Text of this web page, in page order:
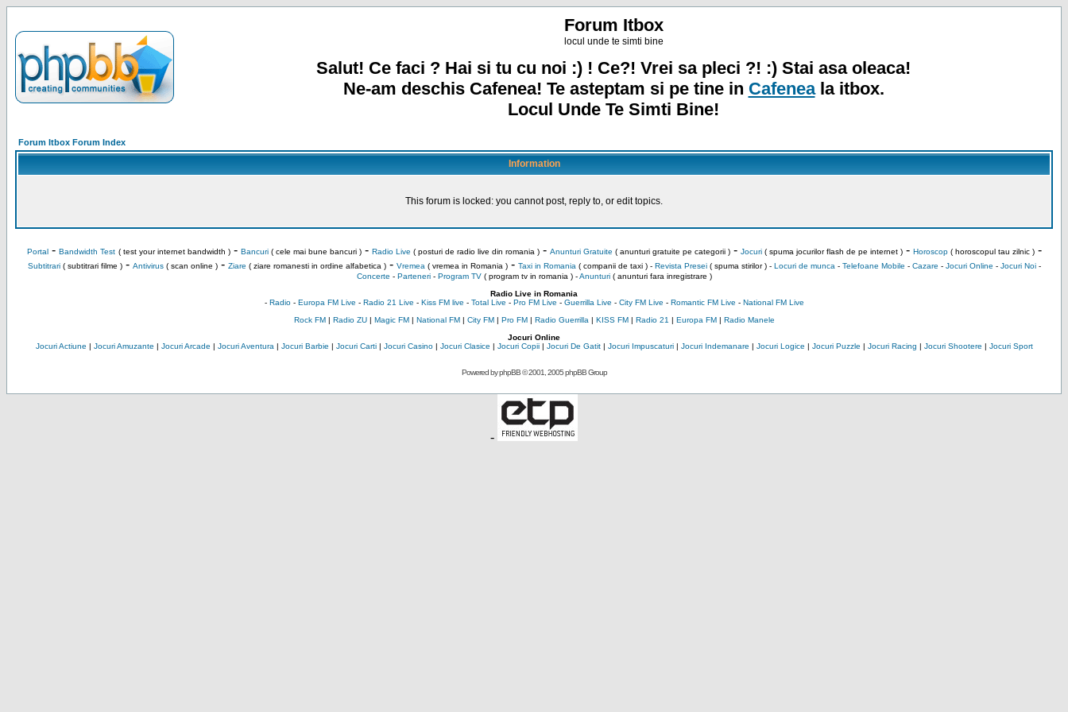
Forum Itbox
locul unde te simti bine
Salut! Ce faci ? Hai si tu cu noi :) ! Ce?! Vrei sa pleci ?! :) Stai asa oleaca!
Ne-am deschis Cafenea! Te asteptam si pe tine in Cafeneala itbox.
Locul Unde Te Simti Bine!
Forum Itbox Forum Index
Information
This forum is locked: you cannot post, reply to, or edit topics.
Portal- Bandwidth Test ( test your internet bandwidth )- Bancuri( cele mai bune bancuri )- Radio Live ( posturi de radio live din romania )- Anunturi Gratuite ( anunturi gratuite pe categorii )- Jocuri( spuma jocurilor flash de pe internet )- Horoscop( horoscopul tau zilnic )-
Subtitrari( subtitrari filme )- Antivirus( scan online )- Ziare ( ziare romanesti in ordine alfabetica )- Vremea ( vremea in Romania )- Taxi in Romania ( companii de taxi ) - Revista Presei( spuma stirilor ) - Locuri de munca - Telefoane Mobile - Cazare - Jocuri Online - Jocuri Noi-
Concerte - Parteneri- Program TV( program tv in romania )-Anunturi( anunturi fara inregistrare )
Radio Live in Romania
- Radio- Europa FM Live - Radio 21 Live - Kiss FM live - Total Live - Pro FM Live - Guerrilla Live - City FM Live - Romantic FM Live - National FM Live
Rock FM| Radio ZU| Magic FM| National FM| City FM| Pro FM| Radio Guerrilla | KISS FM| Radio 21 | Europa FM| Radio Manele
Jocuri Online
Jocuri Actiune | Jocuri Amuzante | Jocuri Arcade | Jocuri Aventura | Jocuri Barbie | Jocuri Carti| Jocuri Casino| Jocuri Clasice | Jocuri Copii| Jocuri De Gatit| Jocuri Impuscaturi| Jocuri Indemanare | Jocuri Logice | Jocuri Puzzle | Jocuri Racing | Jocuri Shootere | Jocuri Sport
Powered byphpBB© 2001, 2005 phpBB Group
-